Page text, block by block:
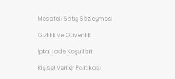
Mesafeli Satış Sözleşmesi
Gizlilik ve Güvenlik
İptal İade Koşullari
Kişisel Veriler Politikası